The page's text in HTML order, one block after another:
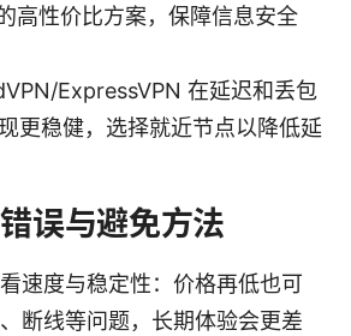
高性价比方案，保障信息安全
ExpressVPN 在延迟和丢包
更稳健，选择就近节点以降低延
误与避免方法
速度与稳定性：价格再低也可
断线等问题，长期体验会更差